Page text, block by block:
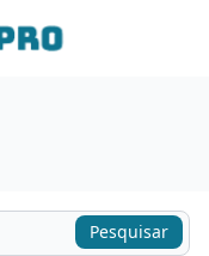
Pesquisar